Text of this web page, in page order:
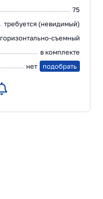
75
требуется (невидимый)
горизонтально-съемный
в комплекте
нет подобрать